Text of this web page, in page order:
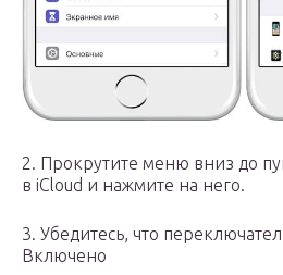
2. Прокрутите меню вниз до
в iCloud и нажмите на него.
3. Убедитесь, что
Включено